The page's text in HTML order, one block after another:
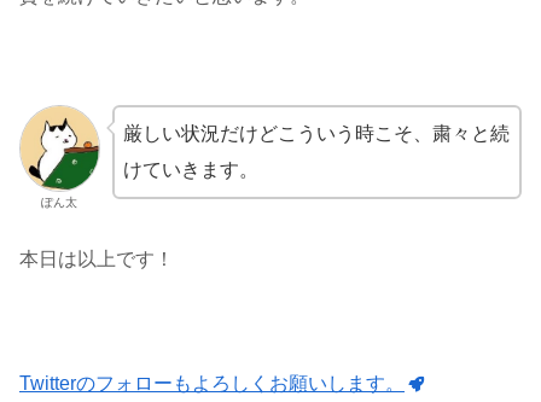
ぽん太
厳しい状況だけどこういう時こそ、粛々と続
けていきます。
本日は以上です！
Twitterのフォローもよろしくお願いします。